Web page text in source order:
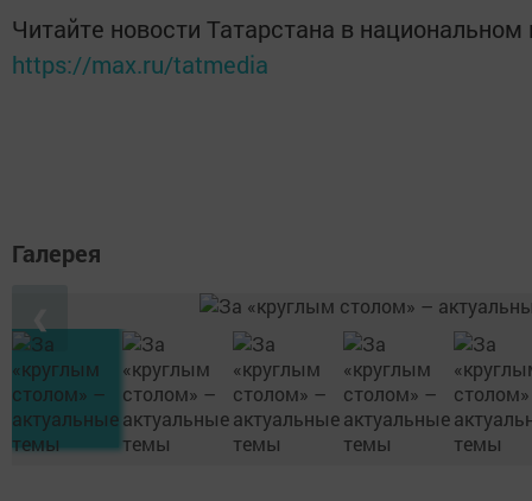
Читайте новости Татарстана в
https://max.ru/tatmedia
Галерея